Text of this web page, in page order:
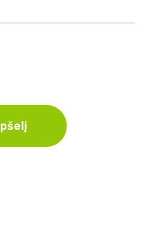
BH-6302A, 0,6L